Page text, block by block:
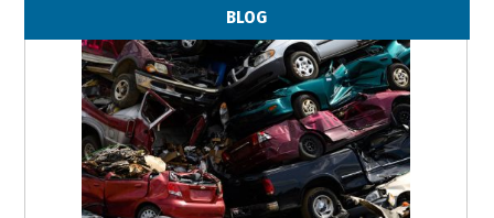
BLOG
Paranın Aile Kültüründeki Yeri
03 Ağustos 2026 Pazartesi
Yıldırım Gündoğdu
HAVVA’NIN ÜÇ KIZI
09 Temmuz 2026 Perşembe